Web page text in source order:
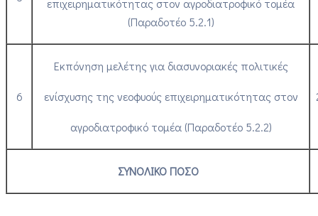
επιχειρηματικότητας στον αγροδιατροφικό τομέα
(Παραδοτέο 5.2.1)
6
Εκπόνηση μελέτης για διασυνοριακές πολιτικές
ενίσχυσης της νεοφυούς επιχειρηματικότητας στον
αγροδιατροφικό τομέα (Παραδοτέο 5.2.2)
ΣΥΝΟΛΙΚΟ ΠΟΣΟ